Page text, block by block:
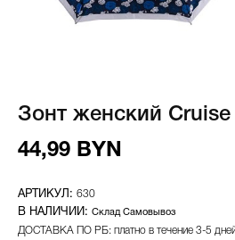
Зонт женский Cruise
44,99 BYN
630
Склад Самовывоз
ДОСТАВКА ПО РБ: платно в течение 3-5